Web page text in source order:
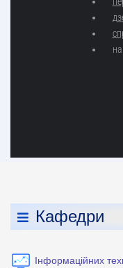
Кафедри
Інформаційних